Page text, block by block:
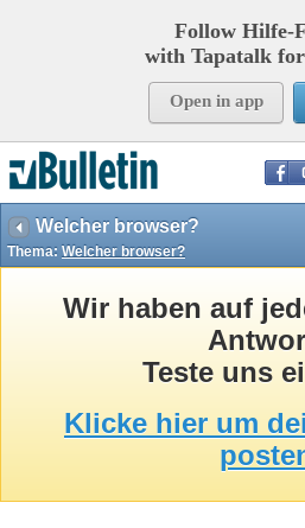
Follow Hilfe-
with Tapatalk
Open in app
Welcher browser?
Thema: Welcher browser?
Wir haben auf
Teste uns
Klicke hier um
Page Time:0,24540
Templates:40